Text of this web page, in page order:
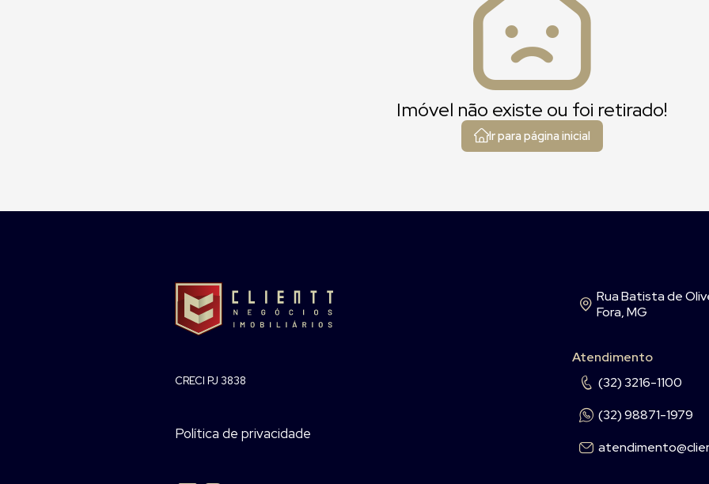
Imóvel não existe ou foi retirado!
Ir para página inicial
CRECI PJ 3838
Política de privacidade
Rua Batista de
Fora, MG
Atendimento
(32) 3216-1100
(32) 98871-1979